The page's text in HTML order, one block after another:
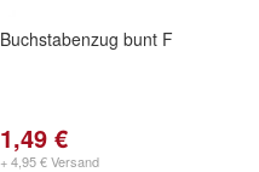
Buchstabenzug bunt F
1,49 €
+ 4,95 € Versand